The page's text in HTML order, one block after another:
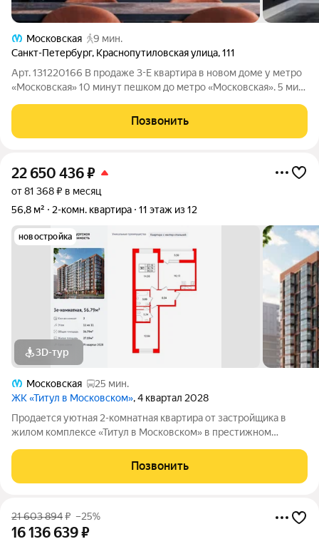
Московская
9 мин.
Санкт-Петербург, Краснопутиловская улица,111
Арт. 131220166 В продаже 3-Е квартира в новом доме у метро
«Московская» 10 минут пешком до метро «Московская». 5 мин
удалённый от шумных дорог. Инфраструктура дома и двора:
Фитнес-клуб
Позвонить
22 650 436₽
от 81 368 ₽ в месяц
56,8 м²
2-комн. квартира 11 этаж из 12
новостройка
3D-тур
Московская
25 мин.
ЖК «Титул в Московском», 4 квартал 2028
Продается уютная 2-комнатная квартира от застройщика в
жилом комплексе «Титул в Московском» в престижном
за 25 минут. Мастер-спальня с собственной ванной комнатой.
Самое приватное пространство
Позвонить
21 603 894₽ –25%
16 136 639₽